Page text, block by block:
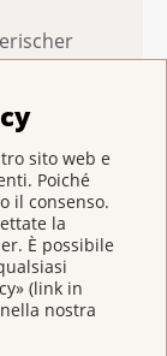
sito web e
Poiché
il consenso.
la
È possibile
(link in
nostra
Basilea
Uno
di
fokus AG